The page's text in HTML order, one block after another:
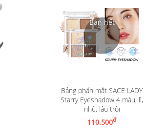
Bảng phấn mắt SACE LADY
Starry Eyeshadow 4 màu, lì,
nhũ, lâu trôi
110.500đ
Nhận thông báo khi có hàng